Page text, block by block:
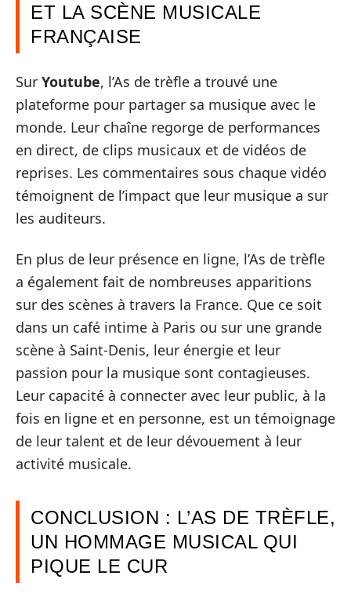
ET LA SCÈNE MUSICALE
FRANÇAISE
Sur Youtube, l’As de trèfle a trouvé une
plateforme pour partager sa musique avec le
monde. Leur chaîne regorge de performances
en direct, de clips musicaux et de vidéos de
reprises. Les commentaires sous chaque vidéo
témoignent de l’impact que leur musique a sur
les auditeurs.
En plus de leur présence en ligne, l’As de trèfle
a également fait de nombreuses apparitions
sur des scènes à travers la France. Que ce soit
dans un café intime à Paris ou sur une grande
scène à Saint-Denis, leur énergie et leur
passion pour la musique sont contagieuses.
Leur capacité à connecter avec leur public, à la
fois en ligne et en personne, est un témoignage
de leur talent et de leur dévouement à leur
activité musicale.
CONCLUSION : L’AS DE TRÈFLE,
UN HOMMAGE MUSICAL QUI
PIQUE LE CUR